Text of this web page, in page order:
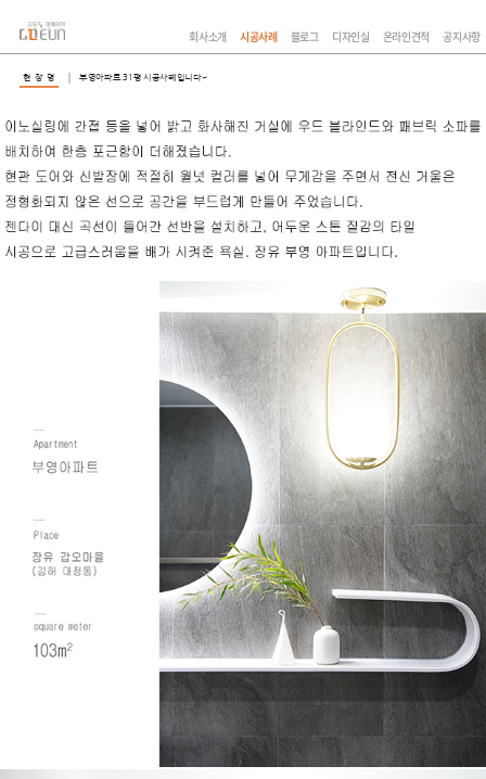
회사소개 시공사례 블로그 디자인실 온라인견적 공지사항
현 장 명 부영아파트 31평 시공사례입니다~